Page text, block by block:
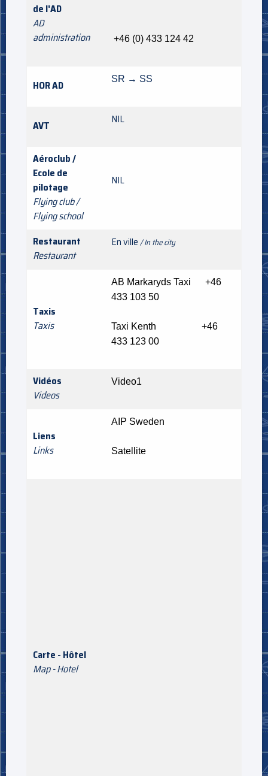
de l'AD
AD
administration
+46 (0) 433 124 42
HOR AD SR → SS
AVT NIL
Aéroclub /
Ecole de
pilotage
Flying club /
Flying school
NIL
Restaurant
Restaurant
En ville/ In the city
Taxis
Taxis
AB Markaryds Taxi +46
433 103 50
Taxi Kenth +46
433 123 00
Vidéos
Videos
Video1
Liens
Links
AIP Sweden
Satellite
Carte - Hôtel
Map - Hotel